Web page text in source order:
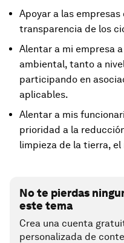
Apoyar a las
transparencia de los
Alentar a mi empresa
ambiental, tanto a
participando en
aplicables.
Alentar a mis
prioridad a la
limpieza de la tierra, el
No te pierdas
este tema
Crea una cuenta
personalizada de